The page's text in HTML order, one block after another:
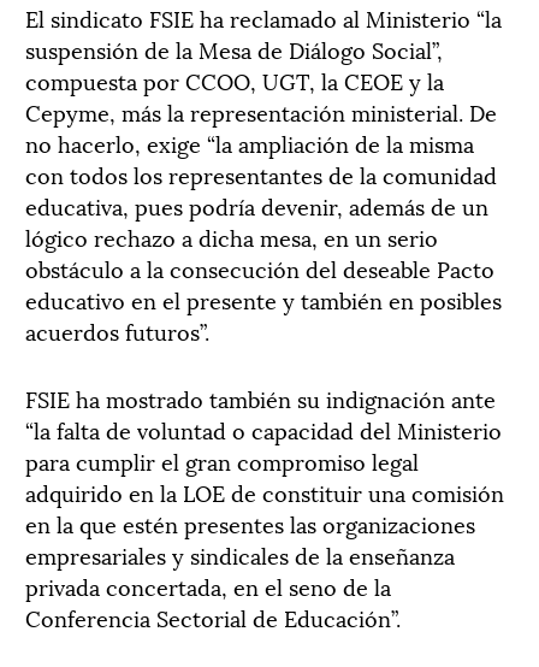
El sindicato FSIE ha reclamado al Ministerio “la
suspensión de la Mesa de Diálogo Social”,
compuesta por CCOO, UGT, la CEOE y la
Cepyme, más la representación ministerial. De
no hacerlo, exige “la ampliación de la misma
con todos los representantes de la comunidad
educativa, pues podría devenir, además de un
lógico rechazo a dicha mesa, en un serio
obstáculo a la consecución del deseable Pacto
educativo en el presente y también en posibles
acuerdos futuros”.
FSIE ha mostrado también su indignación ante
“la falta de voluntad o capacidad del Ministerio
para cumplir el gran compromiso legal
adquirido en la LOE de constituir una comisión
en la que estén presentes las organizaciones
empresariales y sindicales de la enseñanza
privada concertada, en el seno de la
Conferencia Sectorial de Educación”.